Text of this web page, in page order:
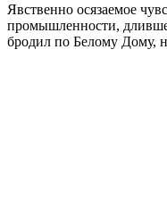
Явственно осязаемое
промышленности,
бродил по Белому Дому,